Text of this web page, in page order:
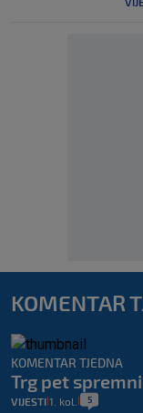
KOMENTAR
KOMENTAR TJEDNA
Trg pet
VIJESTI 1. kol. 5